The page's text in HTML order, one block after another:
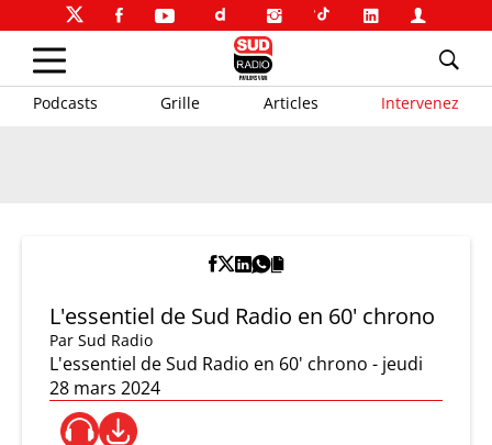
Podcasts Grille Articles Intervenez
L'essentiel de Sud Radio en 60' chrono
Par Sud Radio
L'essentiel de Sud Radio en 60' chrono - jeudi
28 mars 2024